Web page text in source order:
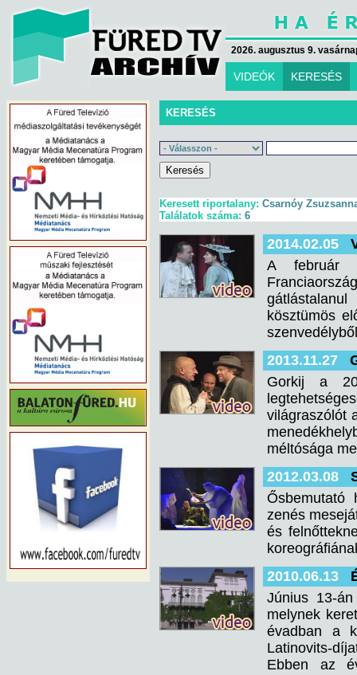
2026. augusztus 9.
VIDEÓK KERESÉS
KERESÉS
Keresett riportalany: Csarnóy
Találatok száma: 6
2014.02.05
A február
kösztümös
2013.11.27
Gorkij a
világraszólót
méltósága
2012.03.08
Ősbemutató
zenés
és
2010.06.13
Június 13-
melynek
évadban a
Latinovits-
Ebben az